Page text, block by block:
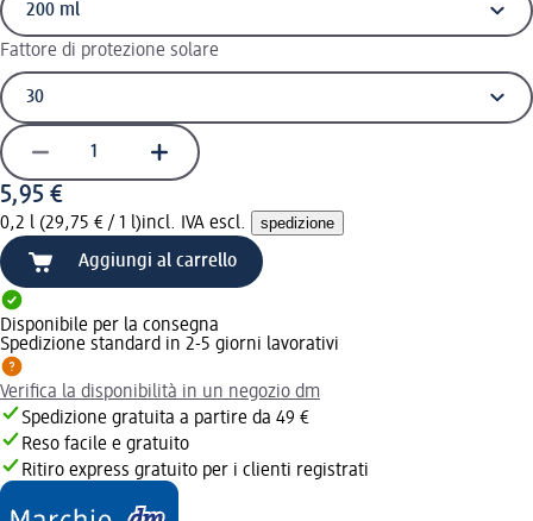
Fattore di protezione solare
5,95 €
0,2 l (29,75 € / 1 l)incl. IVA escl. spedizione
Aggiungi al carrello
Disponibile per la consegna
Spedizione standard in 2-5 giorni lavorativi
Verifica la disponibilità in un negozio dm
Spedizione gratuita a partire da 49 €
Reso facile e gratuito
Ritiro express gratuito per i clienti registrati